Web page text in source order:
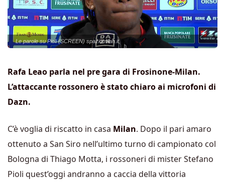
Le parole su Pioli (SCREEN) spaziomilan.it
Rafa Leao parla nel pre gara di Frosinone-Milan.
L’attaccante rossonero è stato chiaro ai microfoni di
Dazn.
C’è voglia di riscatto in casa Milan. Dopo il pari amaro
ottenuto a San Siro nell’ultimo turno di campionato col
Bologna di Thiago Motta, i rossoneri di mister Stefano
Pioli quest’oggi andranno a caccia della vittoria